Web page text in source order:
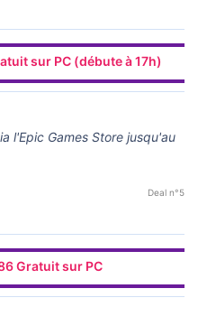
sur PC (débute à 17h)
l'Epic Games Store jusqu'au
Deal n°5
Gratuit sur PC